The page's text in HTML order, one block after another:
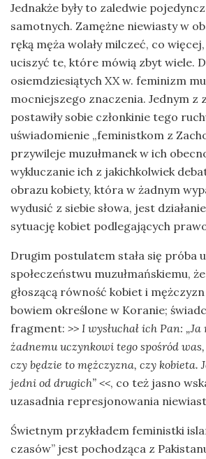
Jednakże były to zaledwie
samotnych. Zamężne niewiasty w
ręką męża wolały milczeć, co
uciszyć te, które mówią zbyt wiele.
osiemdziesiątych XX w. feminizm
mocniejszego znaczenia. Jednym z
postawiły sobie członkinie tego
uświadomienie „feministkom z
przywileje muzułmanek w ich
wykluczanie ich z jakichkolwiek
obrazu kobiety, która w żadnym
wydusić z siebie słowa, jest
sytuację kobiet podlegających
Drugim postulatem stała się próba
społeczeństwu muzułmańskiemu,
głoszącą równość kobiet i
bowiem określone w Koranie;
fragment: >> I wysłuchał ich Pan:
żadnemu uczynkowi tego spośród
czy będzie to mężczyzna, czy kobieta.
jedni od drugich” <<, co też jasno
uzasadnia represjonowania
Świetnym przykładem feministki
czasów” jest pochodząca z